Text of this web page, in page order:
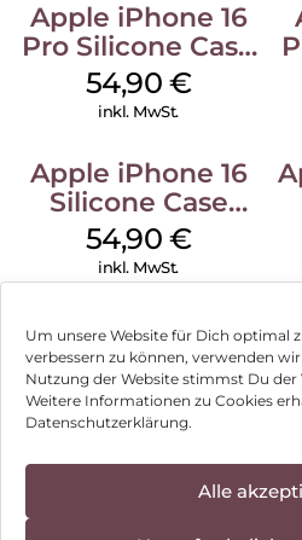
Um unsere Website für Dich optimal
verbessern zu können, verwenden
Nutzung der Website stimmst Du der
Weitere Informationen zu Cookies
Datenschutzerklärung.
Alle
Apple iPhone 16
Pro Silicone Case
MagSafe Black
54,90 €
inkl. MwSt.
Apple iPhone 16
Silicone Case
MagSafe Lake
Green
54,90 €
inkl. MwSt.
Impressum